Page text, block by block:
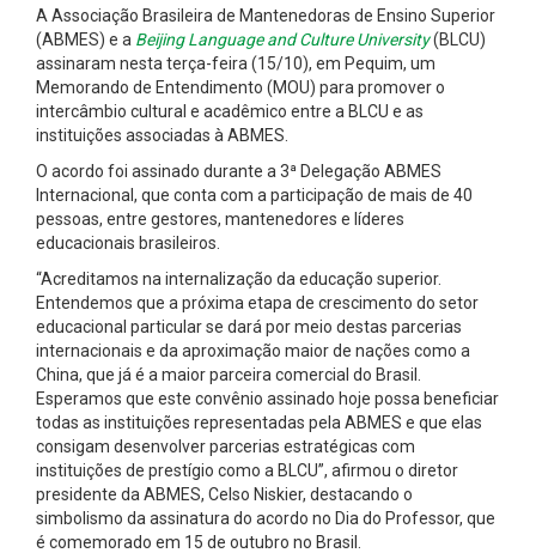
A Associação Brasileira de Mantenedoras de Ensino Superior
(ABMES) e a Beijing Language and Culture University(BLCU)
assinaram nesta terça-feira (15/10), em Pequim, um
Memorando de Entendimento (MOU) para promover o
intercâmbio cultural e acadêmico entre a BLCU e as
instituições associadas à ABMES.
O acordo foi assinado durante a 3ª Delegação ABMES
Internacional, que conta com a participação de mais de 40
pessoas, entre gestores, mantenedores e líderes
educacionais brasileiros.
“Acreditamos na internalização da educação superior.
Entendemos que a próxima etapa de crescimento do setor
educacional particular se dará por meio destas parcerias
internacionais e da aproximação maior de nações como a
China, que já é a maior parceira comercial do Brasil.
Esperamos que este convênio assinado hoje possa beneficiar
todas as instituições representadas pela ABMES e que elas
consigam desenvolver parcerias estratégicas com
instituições de prestígio como a BLCU”, afirmou o diretor
presidente da ABMES, Celso Niskier, destacando o
simbolismo da assinatura do acordo no Dia do Professor, que
é comemorado em 15 de outubro no Brasil.